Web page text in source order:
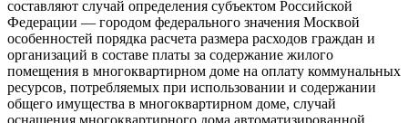
составляют случай определения субъектом Российской
Федерации — городом федерального значения Москвой
особенностей порядка расчета размера расходов граждан и
организаций в составе платы за содержание жилого
помещения в многоквартирном доме на оплату коммунальных
ресурсов, потребляемых при использовании и содержании
общего имущества в многоквартирном доме, случай
оснащения многоквартирного дома автоматизированной